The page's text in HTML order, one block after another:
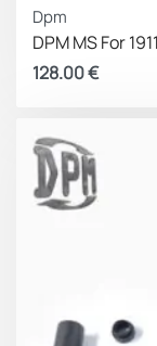
Dpm
DPM MS For
128.00€